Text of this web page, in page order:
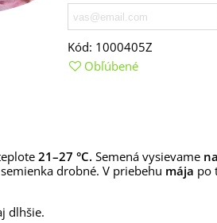
Kód: 1000405Z
Obľúbené
21–27 °C. Semená vysievame
drobné. V priebehu mája po
dlhšie.